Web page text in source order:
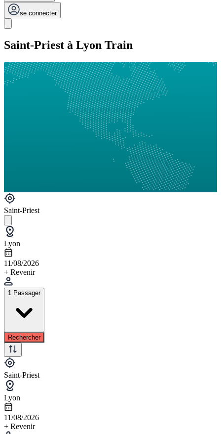
se connecter
Saint-Priest à Lyon Train
Saint-Priest
Lyon
11/08/2026
+ Revenir
1 Passager
Rechercher
Saint-Priest
Lyon
11/08/2026
+ Revenir